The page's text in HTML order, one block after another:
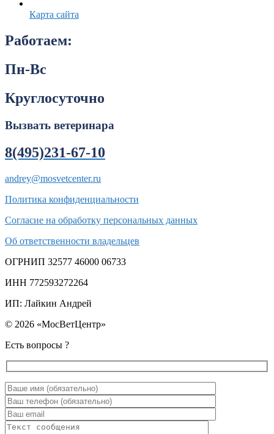
Карта сайта
Работаем:
Пн-Вс
Круглосуточно
Вызвать ветеринара
8(495)231-67-10
andrey@mosvetcenter.ru
Политика конфиденциальности
Согласие на обработку персональных данных
Об ответственности владельцев
ОГРНИП 32577 46000 06733
ИНН 772593272264
ИП: Лайкин Андрей
© 2026 «МосВетЦентр»
Есть вопросы ?